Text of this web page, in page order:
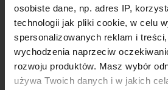
osobiste dane, np. adres IP,
technologii jak pliki cookie, w celu
spersonalizowanych reklam i
wychodzenia naprzeciw
rozwoju produktów. Masz wybór
używa Twoich danych i w jakich